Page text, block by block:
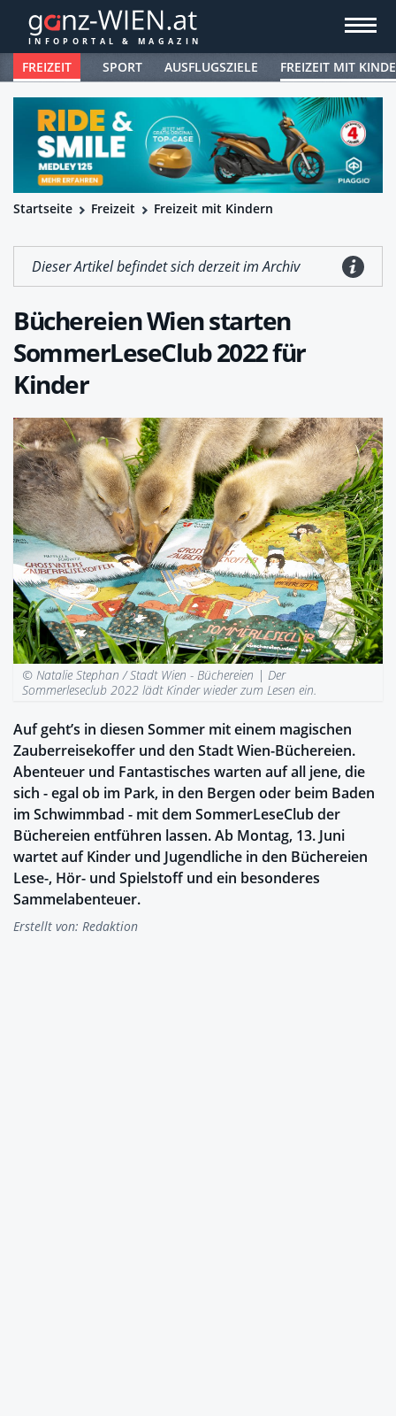
FREIZEIT SPORT AUSFLUGSZIELE FREIZEIT MIT
Startseite Freizeit Freizeit mit Kindern
Dieser Artikel befindet sich derzeit im Archiv
Büchereien Wien starten
SommerLeseClub 2022 für
Kinder
© Natalie Stephan / Stadt Wien - Büchereien |Der
Sommerleseclub 2022 lädt Kinder wieder zum Lesen ein.
Auf geht’s in diesen Sommer mit einem magischen
Zauberreisekoffer und den Stadt Wien-Büchereien.
Abenteuer und Fantastisches warten auf all jene, die
sich - egal ob im Park, in den Bergen oder beim Baden
im Schwimmbad - mit dem SommerLeseClub der
Büchereien entführen lassen. Ab Montag, 13. Juni
wartet auf Kinder und Jugendliche in den Büchereien
Lese-, Hör- und Spielstoff und ein besonderes
Sammelabenteuer.
Erstellt von: Redaktion